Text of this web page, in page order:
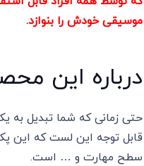
موسیقی خودش را بنوازد.
درباره این
حتی زمانی که شما تبدیل به
قابل توجه این لست که این
سطح مهارت و … است.